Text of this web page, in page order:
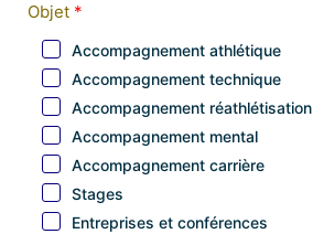
Objet
Accompagnement athlétique
Accompagnement technique
Accompagnement réathlétisation
Accompagnement mental
Accompagnement carrière
Stages
Entreprises et conférences